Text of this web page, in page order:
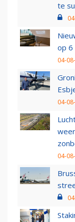
te
op 6
04-
04-
04-